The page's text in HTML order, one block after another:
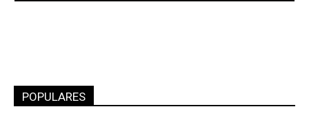
POPULARES